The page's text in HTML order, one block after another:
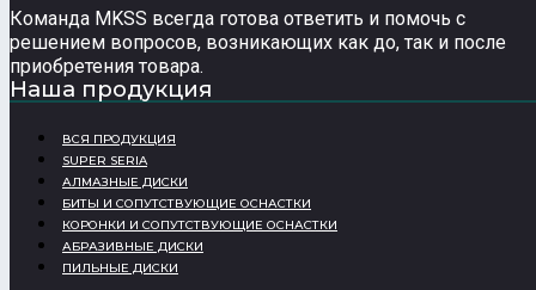
Команда MKSS всегда готова ответить и помочь с
решением вопросов, возникающих как до, так и после
приобретения товара.
Наша продукция
ВСЯ ПРОДУКЦИЯ
SUPER SERIA
АЛМАЗНЫЕ ДИСКИ
БИТЫ И СОПУТСТВУЮЩИЕ ОСНАСТКИ
КОРОНКИ И СОПУТСТВУЮЩИЕ ОСНАСТКИ
АБРАЗИВНЫЕ ДИСКИ
ПИЛЬНЫЕ ДИСКИ